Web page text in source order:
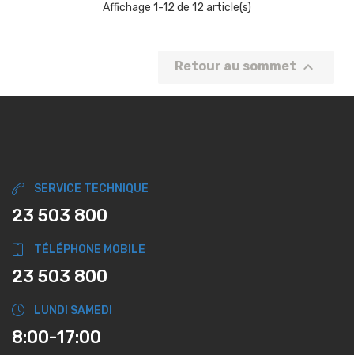
Affichage 1-12 de 12 article(s)
Retour au sommet 
SERVICE TECHNIQUE
23 503 800
TÉLÉPHONE MOBILE
23 503 800
LUNDI SAMEDI
8:00-17:00